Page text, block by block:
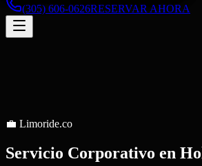
(305) 606-0626RESERVAR AHORA
💼 Limoride.co
Servicio Corporativo en